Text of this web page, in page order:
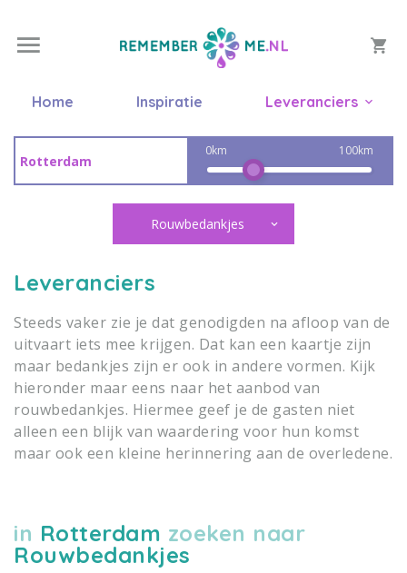
Home Inspiratie Leveranciers
0km 100km
Rouwbedankjes
Leveranciers
Steeds vaker zie je dat genodigden na afloop van de
uitvaart iets mee krijgen. Dat kan een kaartje zijn
maar bedankjes zijn er ook in andere vormen. Kijk
hieronder maar eens naar het aanbod van
rouwbedankjes. Hiermee geef je de gasten niet
alleen een blijk van waardering voor hun komst
maar ook een kleine herinnering aan de overledene.
in Rotterdam zoeken naar
Rouwbedankjes